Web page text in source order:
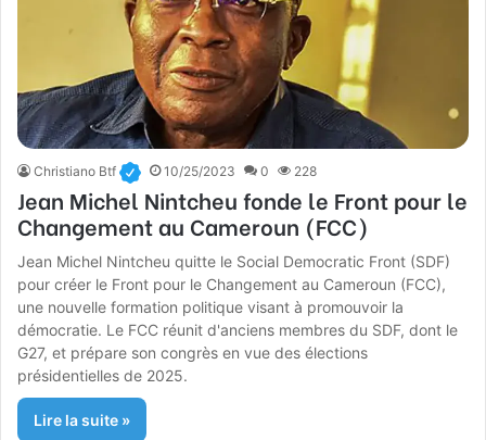
Christiano Btf 10/25/2023 0 228
Jean Michel Nintcheu fonde le Front pour le
Changement au Cameroun (FCC)
Jean Michel Nintcheu quitte le Social Democratic Front (SDF)
pour créer le Front pour le Changement au Cameroun (FCC),
une nouvelle formation politique visant à promouvoir la
démocratie. Le FCC réunit d'anciens membres du SDF, dont le
G27, et prépare son congrès en vue des élections
présidentielles de 2025.
Lire la suite »